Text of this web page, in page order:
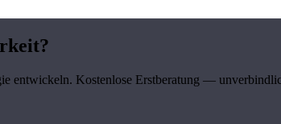
entwickeln. Kostenlose Erstberatung —